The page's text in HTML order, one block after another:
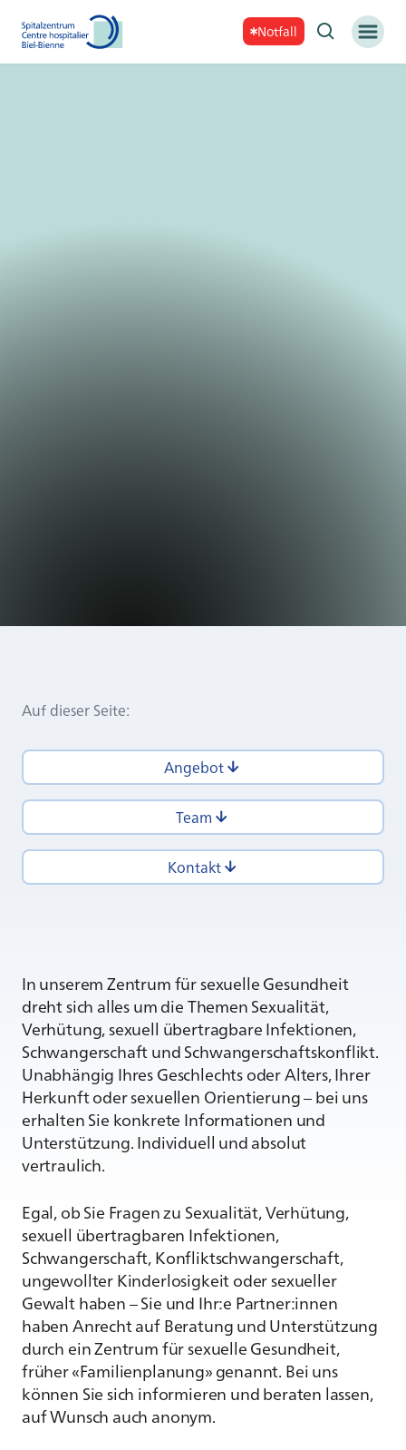
Notfall
Auf dieser Seite:
Angebot
Team
Kontakt
In unserem Zentrum für sexuelle Gesundheit
dreht sich alles um die Themen Sexualität,
Verhütung, sexuell übertragbare Infektionen,
Schwangerschaft und Schwangerschaftskonflikt.
Unabhängig Ihres Geschlechts oder Alters, Ihrer
Herkunft oder sexuellen Orientierung – bei uns
erhalten Sie konkrete Informationen und
Unterstützung. Individuell und absolut
vertraulich.
Egal, ob Sie Fragen zu Sexualität, Verhütung,
sexuell übertragbaren Infektionen,
Schwangerschaft, Konfliktschwangerschaft,
ungewollter Kinderlosigkeit oder sexueller
Gewalt haben – Sie und Ihr:e Partner:innen
haben Anrecht auf Beratung und Unterstützung
durch ein Zentrum für sexuelle Gesundheit,
früher «Familienplanung» genannt. Bei uns
können Sie sich informieren und beraten lassen,
auf Wunsch auch anonym.